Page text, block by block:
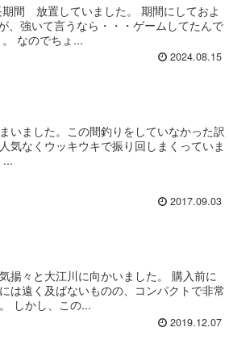
間 放置していました。 期間にしておよ
、強いて言うなら・・・ゲームしてたんで
なのでちょ...
2024.08.15
いました。この間釣りをしていなかった訳
気なくウッキウキで振り回しまくっていま
2017.09.03
揚々と大江川に向かいました。 購入前に
は遠く及ばないものの、コンパクトで非常
しかし、この...
2019.12.07